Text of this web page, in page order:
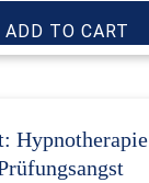
Hypnotherapie